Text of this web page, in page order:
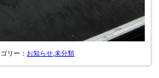
リー： お知らせ ,未分類